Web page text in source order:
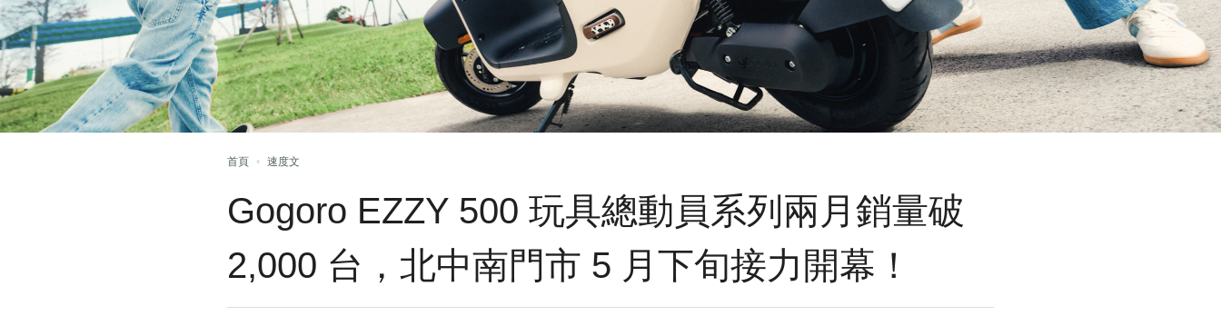
首頁 速度文
Gogoro EZZY 500 玩具總動員系列兩月銷量破
2,000 台，北中南門市 5 月下旬接力開幕！